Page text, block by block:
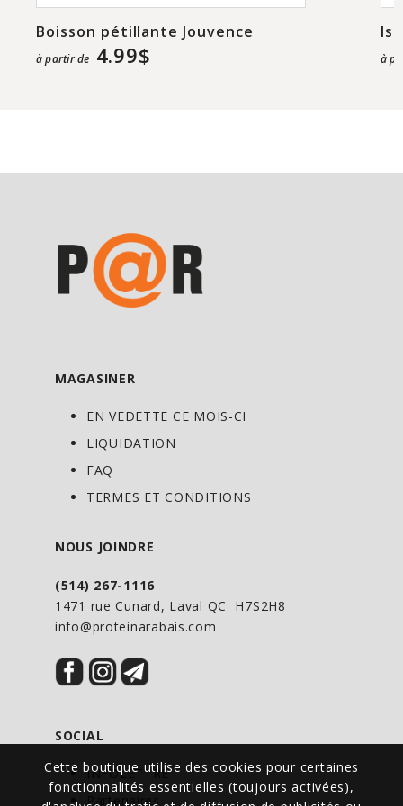
Cette boutique utilise des cookies pour certaines
fonctionnalités essentielles (toujours activées),
Boisson pétillante Jouvence
à partir de 4.99$ à
MAGASINER
EN VEDETTE CE MOIS-CI
LIQUIDATION
FAQ
TERMES ET CONDITIONS
NOUS JOINDRE
(514) 267-1116
1471 rue Cunard, Laval QC H7S2H8
info@proteinarabais.com
SOCIAL
INFOLETTRE
Partenaires